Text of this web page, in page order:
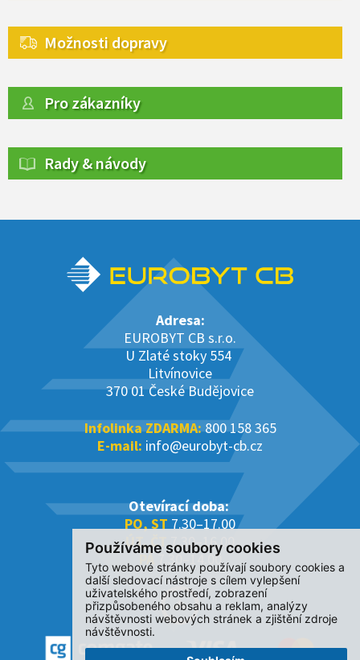
Používáme soubory cookies
Tyto webové stránky používají soubory cookies a
další sledovací nástroje s cílem vylepšení
uživatelského prostředí, zobrazení
přizpůsobeného obsahu a reklam, analýzy
návštěvnosti webových stránek a zjištění zdroje
návštěvnosti.
Možnosti dopravy
Pro zákazníky
Rady & návody
Adresa:
EUROBYT CB s.r.o.
U Zlaté stoky 554
Litvínovice
370 01 České Budějovice
Infolinka ZDARMA:800 158 365
E-mail: info@eurobyt-cb.cz
Otevírací doba:
PO, ST 7.30–17.00
ÚT, ČT7.30–16.00
PÁ7.30–14.00